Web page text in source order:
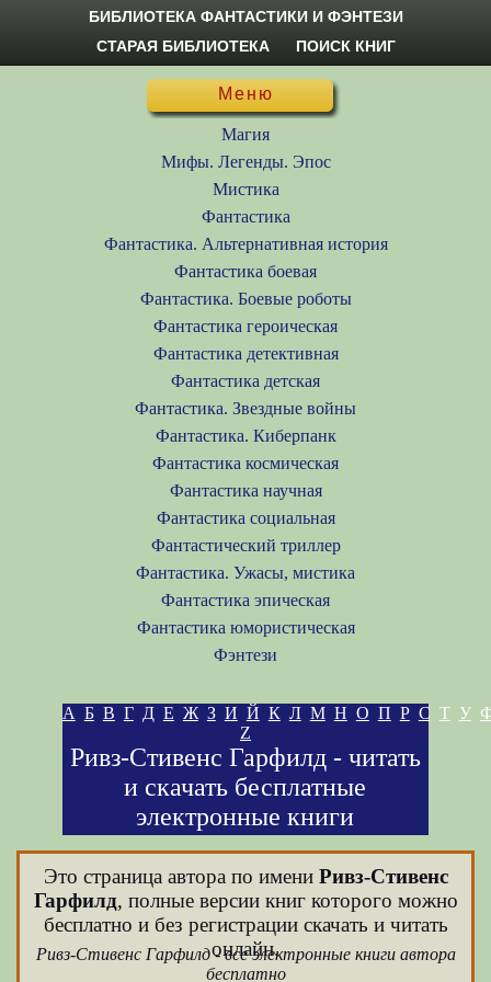
БИБЛИОТЕКА ФАНТАСТИКИ И ФЭНТЕЗИ
СТАРАЯ БИБЛИОТЕКА
ПОИСК КНИГ
Меню
Магия
Мифы. Легенды. Эпос
Мистика
Фантастика
Фантастика. Альтернативная история
Фантастика боевая
Фантастика. Боевые роботы
Фантастика героическая
Фантастика детективная
Фантастика детская
Фантастика. Звездные войны
Фантастика. Киберпанк
Фантастика космическая
Фантастика научная
Фантастика социальная
Фантастический триллер
Фантастика. Ужасы, мистика
Фантастика эпическая
Фантастика юмористическая
Фэнтези
А Б В Г Д Е Ж З И Й К Л М Н О П Р С Т У
Z
Ривз-Стивенс Гарфилд - читать
и скачать бесплатные
электронные книги
Это страница автора по имени Ривз-Стивенс
Гарфилд, полные версии книг которого можно
бесплатно и без регистрации скачать и читать
онлайн.
Ривз-Стивенс Гарфилд - все электронные книги автора
бесплатно